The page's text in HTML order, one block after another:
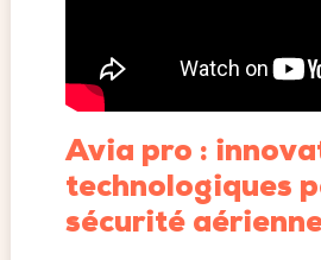
Avia pro :
technologiques
sécurité